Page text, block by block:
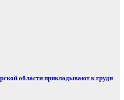
области прикладывают к груди